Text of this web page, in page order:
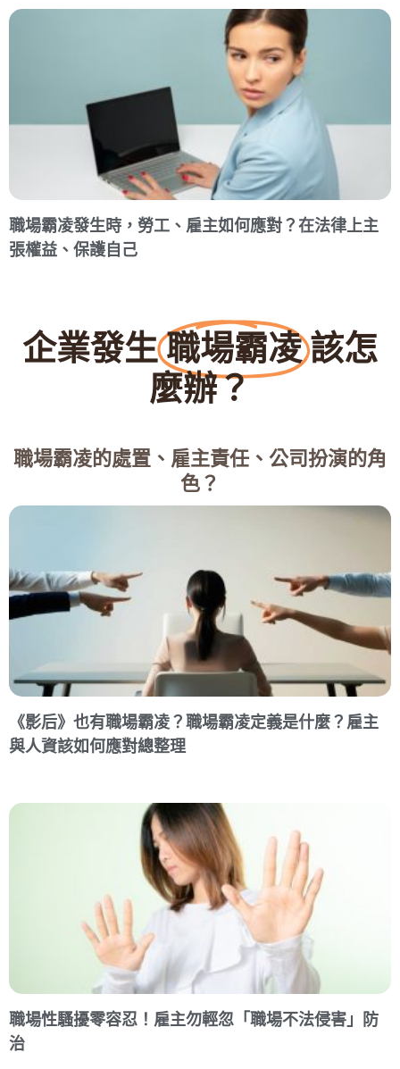
職場霸凌發生時，勞工、雇主如何應對？在法律上主
張權益、保護自己
企業發生 職場霸凌 該怎
麼辦？
職場霸凌的處置、雇主責任、公司扮演的角
色？
《影后》也有職場霸凌？職場霸凌定義是什麼？雇主
與人資該如何應對總整理
職場性騷擾零容忍！雇主勿輕忽「職場不法侵害」防
治